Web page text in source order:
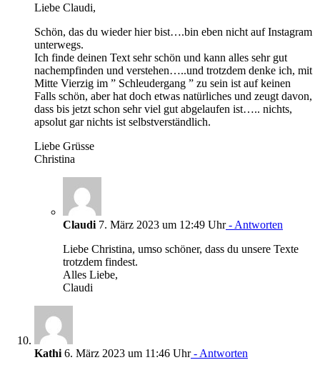
Liebe Claudi,
Schön, das du wieder hier bist….bin eben nicht auf Instagram
unterwegs.
Ich finde deinen Text sehr schön und kann alles sehr gut
nachempfinden und verstehen…..und trotzdem denke ich, mit
Mitte Vierzig im ” Schleudergang ” zu sein ist auf keinen
Falls schön, aber hat doch etwas natürliches und zeugt davon,
dass bis jetzt schon sehr viel gut abgelaufen ist….. nichts,
apsolut gar nichts ist selbstverständlich.
Liebe Grüsse
Christina
Claudi 7. März 2023 um 12:49 Uhr- Antworten
Liebe Christina, umso schöner, dass du unsere Texte
trotzdem findest.
Alles Liebe,
Claudi
Kathi 6. März 2023 um 11:46 Uhr- Antworten